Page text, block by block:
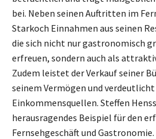
bei. Neben seinen Auftritten im
Starkoch Einnahmen aus seinen
die sich nicht nur gastronomisch
erfreuen, sondern auch als
Zudem leistet der Verkauf seiner
seinem Vermögen und
Einkommensquellen. Steffen
herausragendes Beispiel für den
Fernsehgeschäft und Gastronomie.